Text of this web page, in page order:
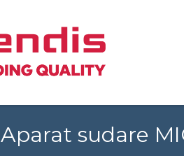
Aparat sudare